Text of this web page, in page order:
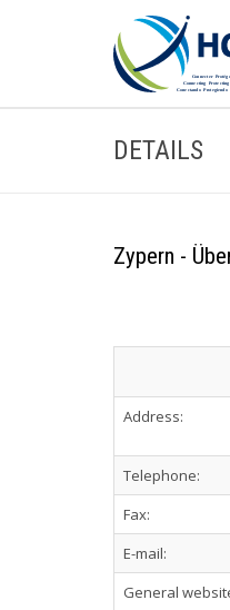
DETAILS
Zypern -
Address:
Telephone:
Fax:
E-mail:
General